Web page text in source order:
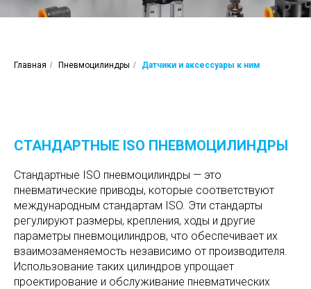
Главная / Пневмоцилиндры / Датчики и аксессуары к ним
СТАНДАРТНЫЕ ISO ПНЕВМОЦИЛИНДРЫ
Стандартные ISO пневмоцилиндры — это
пневматические приводы, которые соответствуют
международным стандартам ISO. Эти стандарты
регулируют размеры, крепления, ходы и другие
параметры пневмоцилиндров, что обеспечивает их
взаимозаменяемость независимо от производителя.
Использование таких цилиндров упрощает
проектирование и обслуживание пневматических